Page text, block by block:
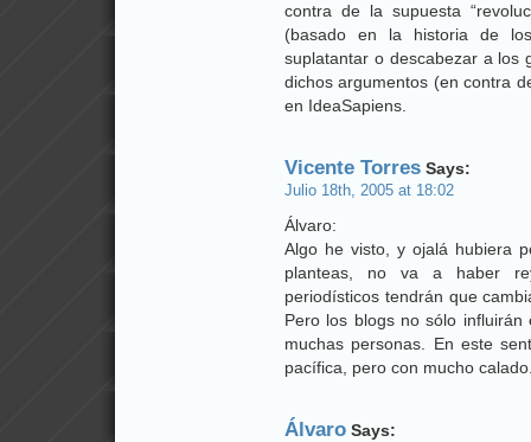
contra de la supuesta
(basado en la historia de
suplatantar o descabezar a los
dichos argumentos (en contra
en IdeaSapiens.
Vicente Torres Says:
Julio 18th, 2005 at 18:02
Álvaro:
Algo he visto, y ojalá hubiera
planteas, no va a haber
periodísticos tendrán que
Pero los blogs no sólo
muchas personas. En este
pacífica, pero con mucho
Álvaro Says: